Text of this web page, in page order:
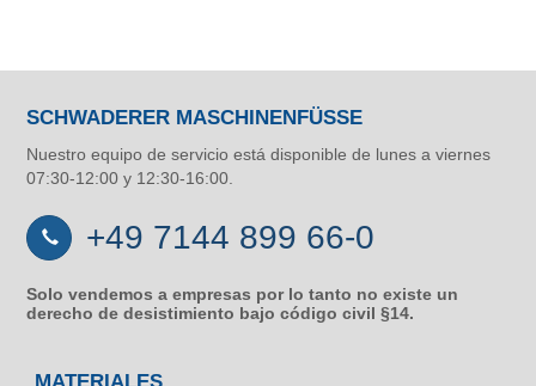
SCHWADERER MASCHINENFÜSSE
Nuestro equipo de servicio está disponible de lunes a viernes
07:30-12:00 y 12:30-16:00.
+49 7144 899 66-0
Solo vendemos a empresas por lo tanto no existe un
derecho de desistimiento bajo código civil §14.